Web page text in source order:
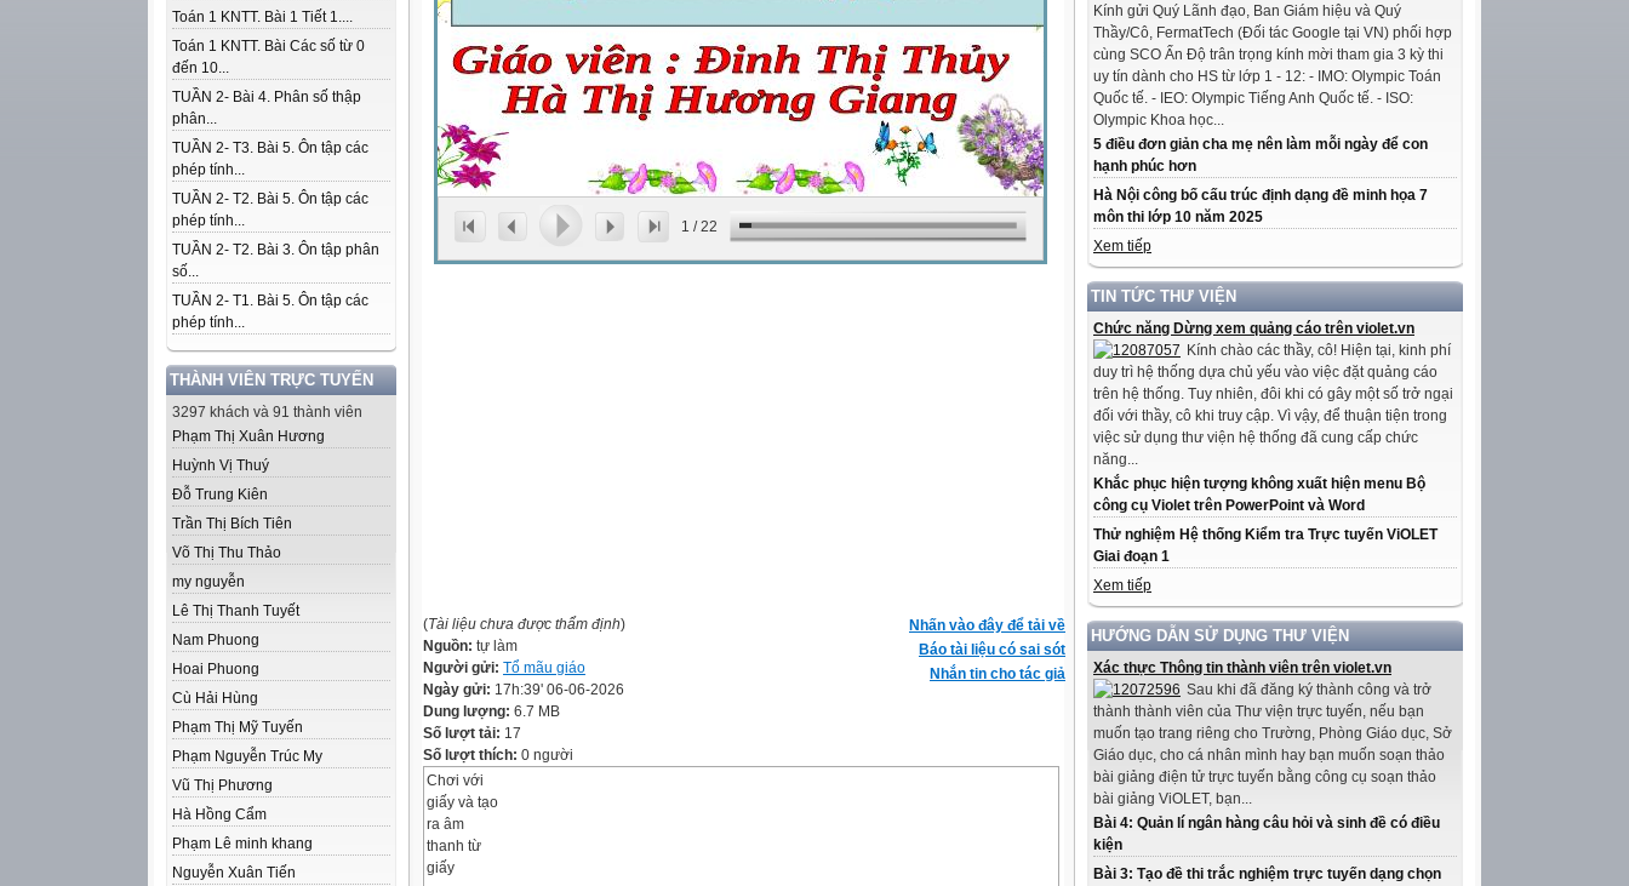
Toán 1 KNTT. Bài 1 Tiết 1....
Toán 1 KNTT. Bài Các số từ 0
đến 10...
TUẦN 2- Bài 4. Phân số thập
phân...
TUẦN 2- T3. Bài 5. Ôn tập các
phép tính...
TUẦN 2- T2. Bài 5. Ôn tập các
phép tính...
TUẦN 2- T2. Bài 3. Ôn tập phân
số...
TUẦN 2- T1. Bài 5. Ôn tập các
phép tính...
THÀNH VIÊN TRỰC TUYẾN
3297 khách và 91 thành viên
Phạm Thị Xuân Hương
Huỳnh Vị Thuý
Đỗ Trung Kiên
Trần Thị Bích Tiên
Võ Thị Thu Thảo
my nguyễn
Lê Thị Thanh Tuyết
Nam Phuong
Hoai Phuong
Cù Hải Hùng
Phạm Thị Mỹ Tuyến
Phạm Nguyễn Trúc My
Vũ Thị Phương
Hà Hồng Cẩm
Phạm Lê minh khang
Nguyễn Xuân Tiến
Kính gửi Quý Lãnh đạo, Ban Giám hiệu và Quý
Thầy/Cô, FermatTech (Đối tác Google tại VN) phối hợp
cùng SCO Ấn Độ trân trọng kính mời tham gia 3 kỳ thi
uy tín dành cho HS từ lớp 1 - 12: - IMO: Olympic Toán
Quốc tế. - IEO: Olympic Tiếng Anh Quốc tế. - ISO:
Olympic Khoa học...
5 điều đơn giản cha mẹ nên làm mỗi ngày để con
hạnh phúc hơn
Hà Nội công bố cấu trúc định dạng đề minh họa 7
môn thi lớp 10 năm 2025
Xem tiếp
TIN TỨC THƯ VIỆN
Chức năng Dừng xem quảng cáo trên violet.vn
Kính chào các thầy, cô! Hiện tại, kinh phí
duy trì hệ thống dựa chủ yếu vào việc đặt quảng cáo
trên hệ thống. Tuy nhiên, đôi khi có gây một số trở ngại
đối với thầy, cô khi truy cập. Vì vậy, để thuận tiện trong
việc sử dụng thư viện hệ thống đã cung cấp chức
năng...
Khắc phục hiện tượng không xuất hiện menu Bộ
công cụ Violet trên PowerPoint và Word
Thử nghiệm Hệ thống Kiểm tra Trực tuyến ViOLET
Giai đoạn 1
Xem tiếp
HƯỚNG DẪN SỬ DỤNG THƯ VIỆN
Xác thực Thông tin thành viên trên violet.vn
Sau khi đã đăng ký thành công và trở
thành thành viên của Thư viện trực tuyến, nếu bạn
muốn tạo trang riêng cho Trường, Phòng Giáo dục, Sở
Giáo dục, cho cá nhân mình hay bạn muốn soạn thảo
bài giảng điện tử trực tuyến bằng công cụ soạn thảo
bài giảng ViOLET, bạn...
Bài 4: Quản lí ngân hàng câu hỏi và sinh đề có điều
kiện
Bài 3: Tạo đề thi trắc nghiệm trực tuyến dạng chọn
1 /22
Nhấn vào đây để tải về
Báo tài liệu có sai sót
Nhắn tin cho tác giả
(Tài liệu chưa được thẩm định)
Nguồn: tự làm
Người gửi: Tổ mãu giáo
Ngày gửi: 17h:39' 06-06-2026
Dung lượng: 6.7 MB
Số lượt tải: 17
Số lượt thích: 0 người
Chơi với
giấy và tạo
ra âm
thanh từ
giấy